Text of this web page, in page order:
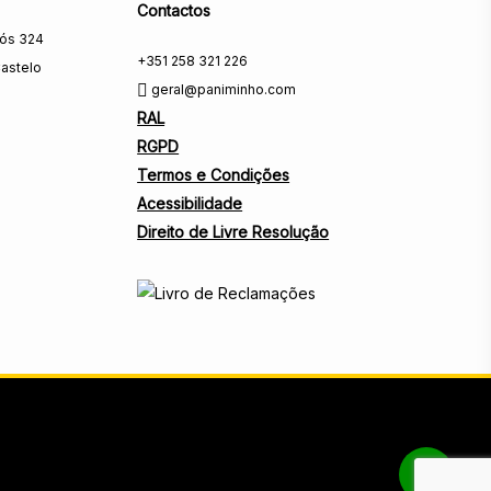
324
Contactos
+351 258 321 226
geral@paniminho.com
RAL
RGPD
Termos e Condições
Acessibilidade
Direito de Livre Resolução